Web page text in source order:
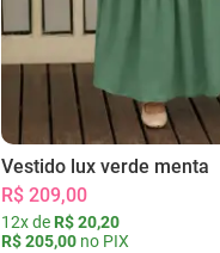
Vestido lux verde menta
R$ 209,00
12x de R$ 20,20
R$ 205,00no PIX